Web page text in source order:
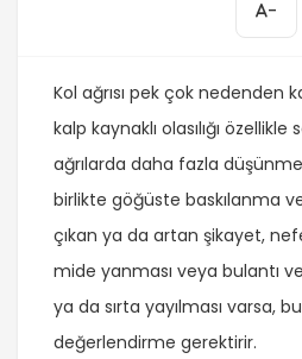
-
Kol ağrısı pek çok nedenden
kalp kaynaklı olasılığı
ağrılarda daha fazla
birlikte göğüste baskılanma
çıkan ya da artan şikayet,
mide yanması veya bulantı
ya da sırta yayılması varsa,
değerlendirme gerektirir.